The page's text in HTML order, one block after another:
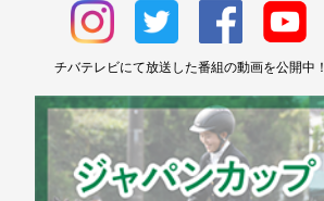
チバテレビにて放送した番組の動画を公開中！